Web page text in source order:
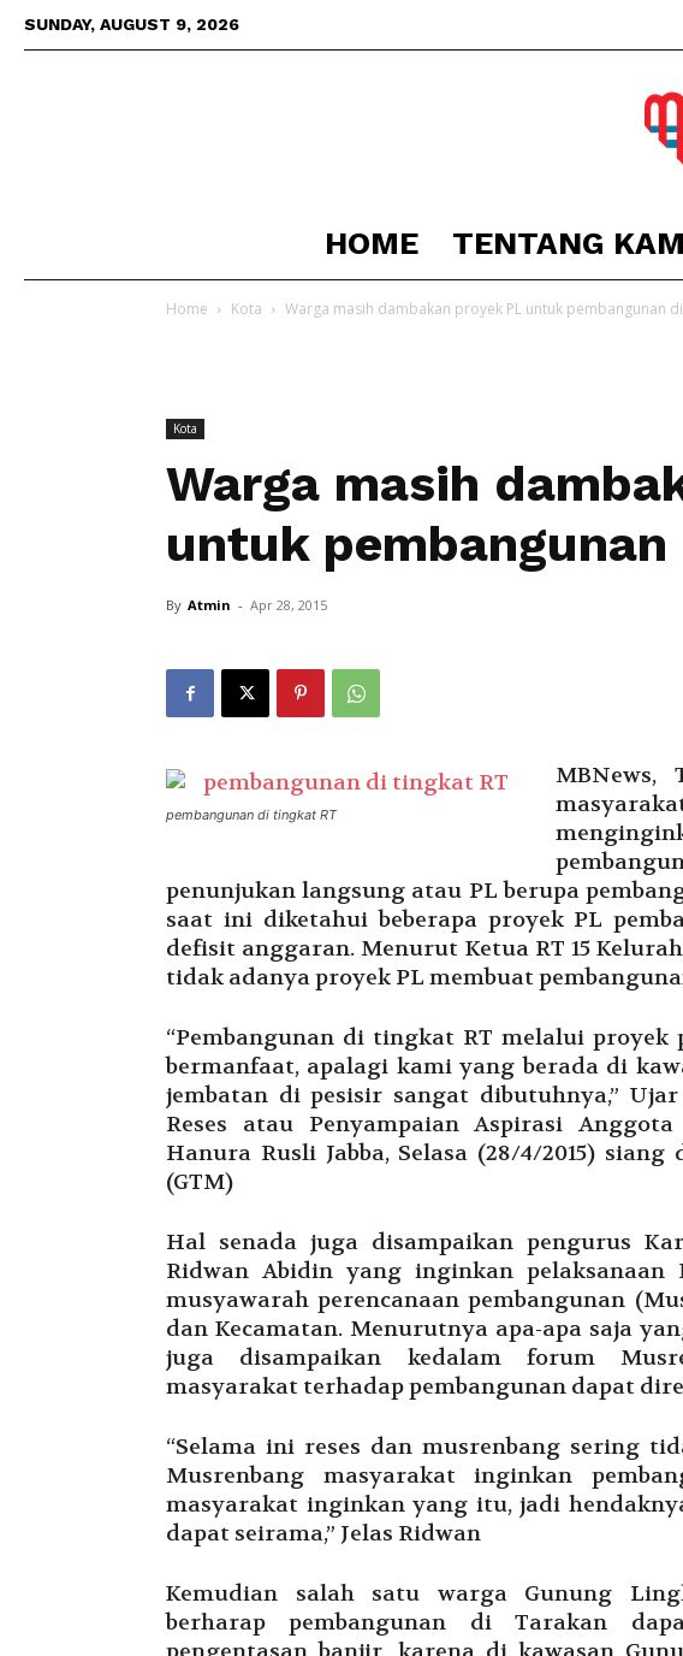
SUNDAY, AUGUST 9, 2026
HOME TENTANG
Home Kota Warga masih dambakan proyek PL untuk pembangunan
Kota
Warga masih
untuk
By Atmin - Apr 28, 2015
pembangunan di tingkat RT
MBNews,
penunjukan langsung atau PL berupa
saat ini diketahui beberapa proyek PL
defisit anggaran. Menurut Ketua RT 15
tidak adanya proyek PL membuat
“Pembangunan di tingkat RT melalui proyek
bermanfaat, apalagi kami yang berada di
jembatan di pesisir sangat dibutuhnya,”
Reses atau Penyampaian Aspirasi
Hanura Rusli Jabba, Selasa (28/4/2015)
(GTM)
Hal senada juga disampaikan pengurus
Ridwan Abidin yang inginkan pelaksanaan
musyawarah perencanaan pembangunan
dan Kecamatan. Menurutnya apa-apa saja
juga disampaikan kedalam forum
masyarakat terhadap pembangunan dapat
“Selama ini reses dan musrenbang sering
Musrenbang masyarakat inginkan
masyarakat inginkan yang itu, jadi
dapat seirama,” Jelas Ridwan
Kemudian salah satu warga Gunung
berharap pembangunan di Tarakan